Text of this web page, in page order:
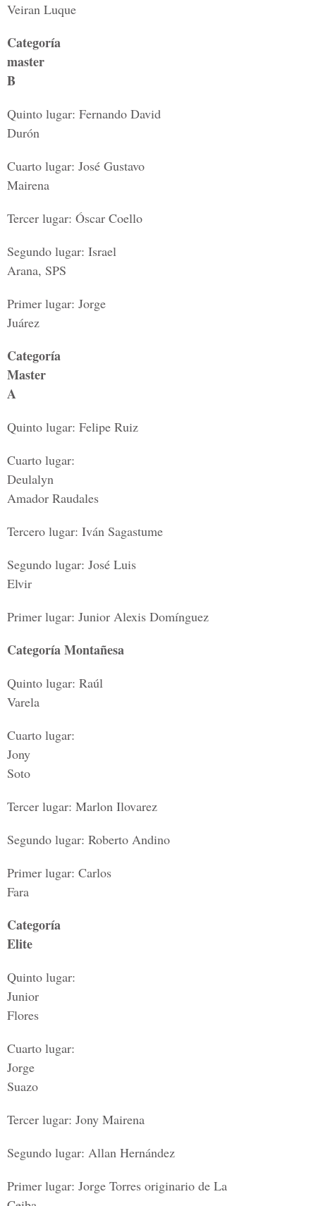
Veiran Luque
Categoría
master
B
Quinto lugar: Fernando David
Durón
Cuarto lugar: José Gustavo
Mairena
Tercer lugar: Óscar Coello
Segundo lugar: Israel
Arana, SPS
Primer lugar: Jorge
Juárez
Categoría
Master
A
Quinto lugar: Felipe Ruiz
Cuarto lugar:
Deulalyn
Amador Raudales
Tercero lugar: Iván Sagastume
Segundo lugar: José Luis
Elvir
Primer lugar: Junior Alexis Domínguez
Categoría Montañesa
Quinto lugar: Raúl
Varela
Cuarto lugar:
Jony
Soto
Tercer lugar: Marlon Ilovarez
Segundo lugar: Roberto Andino
Primer lugar: Carlos
Fara
Categoría
Elite
Quinto lugar:
Junior
Flores
Cuarto lugar:
Jorge
Suazo
Tercer lugar: Jony Mairena
Segundo lugar: Allan Hernández
Primer lugar: Jorge Torres originario de La